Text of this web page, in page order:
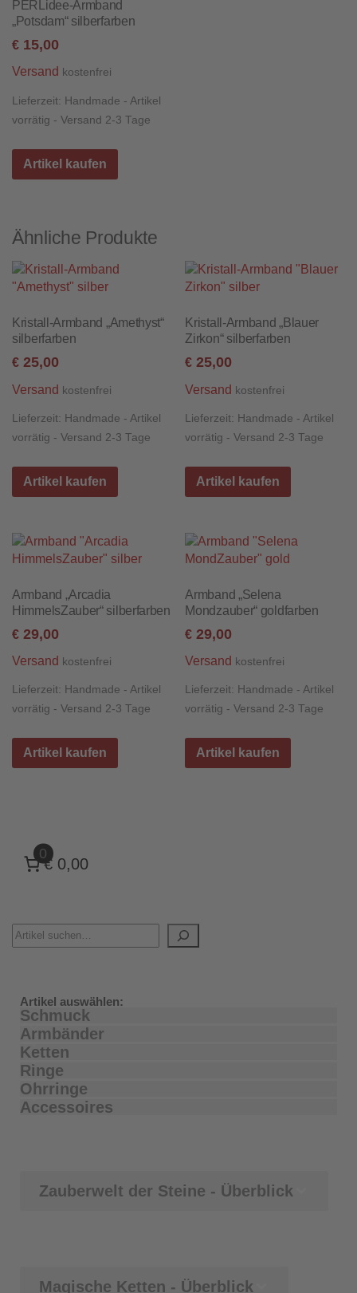
PERLidee-Armband
„Potsdam“ silberfarben
€ 15,00
Versand kostenfrei
Lieferzeit: Handmade - Artikel
vorrätig - Versand 2-3 Tage
Artikel kaufen
Ähnliche Produkte
Kristall-Armband „Amethyst“
silberfarben
€ 25,00
Versand kostenfrei
Lieferzeit: Handmade - Artikel
vorrätig - Versand 2-3 Tage
Artikel kaufen
Kristall-Armband „Blauer
Zirkon“ silberfarben
€ 25,00
Versand kostenfrei
Lieferzeit: Handmade - Artikel
vorrätig - Versand 2-3 Tage
Artikel kaufen
Armband „Arcadia
HimmelsZauber“ silberfarben
€ 29,00
Versand kostenfrei
Lieferzeit: Handmade - Artikel
vorrätig - Versand 2-3 Tage
Artikel kaufen
Armband „Selena
Mondzauber“ goldfarben
€ 29,00
Versand kostenfrei
Lieferzeit: Handmade - Artikel
vorrätig - Versand 2-3 Tage
Artikel kaufen
0
€ 0,00
Artikel auswählen:
Schmuck
Armbänder
Ketten
Ringe
Ohrringe
Accessoires
Zauberwelt der Steine - Überblick
Magische Ketten - Überblick